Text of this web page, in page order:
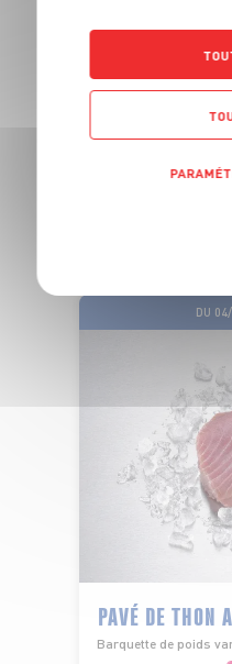
AIGUILLETTES
Dans la limite des
DU
PAVÉ DE THON
Barquette de poids